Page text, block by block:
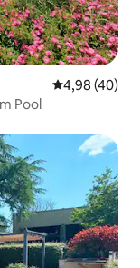
4,98 (40)
Pool